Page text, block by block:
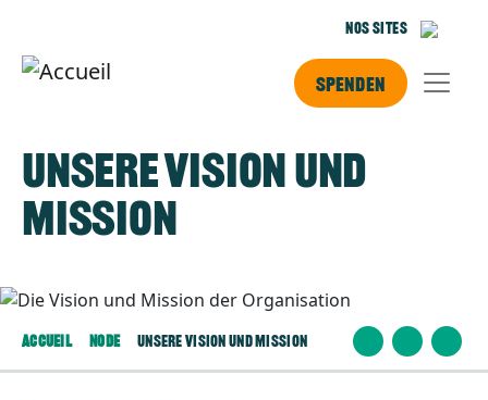
Nos sites
Spenden
Unsere Vision und
Mission
Image
Accueil Node Unsere Vision Und Mission